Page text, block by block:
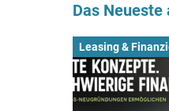
Das
Leasing &